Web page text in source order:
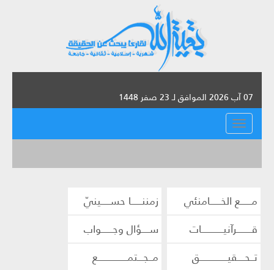
07 آب 2026 الموافق لـ 23 صفر 1448
القائمة
مــــــع الخــــــامنئي
زمننــــــا حســـــينيّ
قــــــــرآنيــــــــــــات
ســــؤال وجــــــواب
تــحــــقيـــــــــــــــق
مــجـــتمــــــــــــــــع